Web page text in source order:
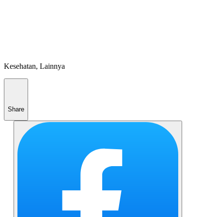
Kesehatan, Lainnya
Share